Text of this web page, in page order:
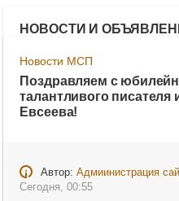
НОВОСТИ И
Новости МСП
Поздравляем с
талантливого писателя
Евсеева!
Автор: Адмиинистрация
Сегодня, 00:55